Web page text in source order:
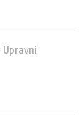
Upravni